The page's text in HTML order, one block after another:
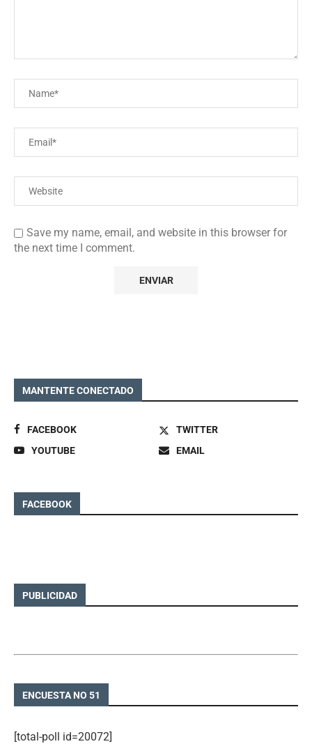
Save my name, email, and website in this browser for
the next time I comment.
MANTENTE CONECTADO
FACEBOOK
TWITTER
YOUTUBE
EMAIL
FACEBOOK
PUBLICIDAD
ENCUESTA NO 51
[total-poll id=20072]